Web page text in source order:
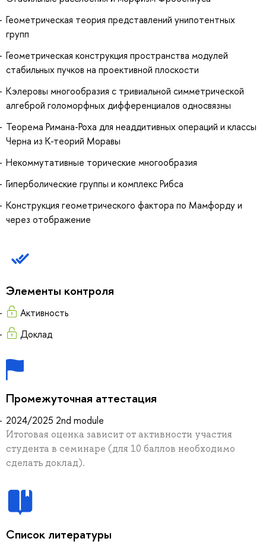
Геометрическая теория представлений унипотентных
групп
Геометрическая конструкция пространства модулей
стабильных пучков на проективной плоскости
Кэлеровы многообразия с тривиальной симметрической
алгеброй голоморфных дифференциалов односвязны
Теорема Римана-Роха для неаддитивных операций и классы
Черна из К-теорий Моравы
Некоммутативные торические многообразия
Гиперболические группы и комплекс Рибса
Конструкция геометрического фактора по Мамфорду и
через отображение
Элементы контроля
Активность
Доклад
Промежуточная аттестация
2024/2025 2nd module
Итоговая оценка зависит от активности участия
студента в семинаре (для 10 баллов необходимо
сделать доклад).
Список литературы